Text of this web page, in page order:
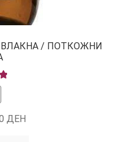
/ ПОТКОЖНИ
ДЕН